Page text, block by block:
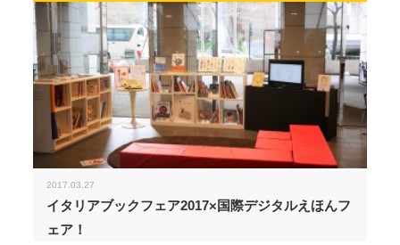
2017.03.27
イタリアブックフェア2017×国際デジタルえほんフ
ェア！